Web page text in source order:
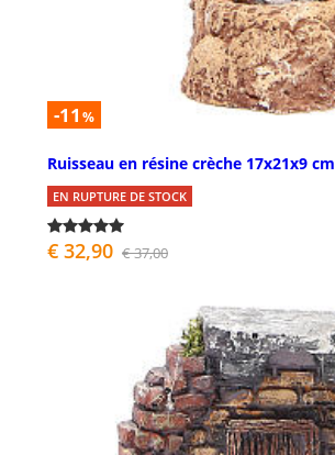
-11 %
Ruisseau en résine crèche 17x21x9 cm
EN RUPTURE DE STOCK
€ 32,90 € 37,00